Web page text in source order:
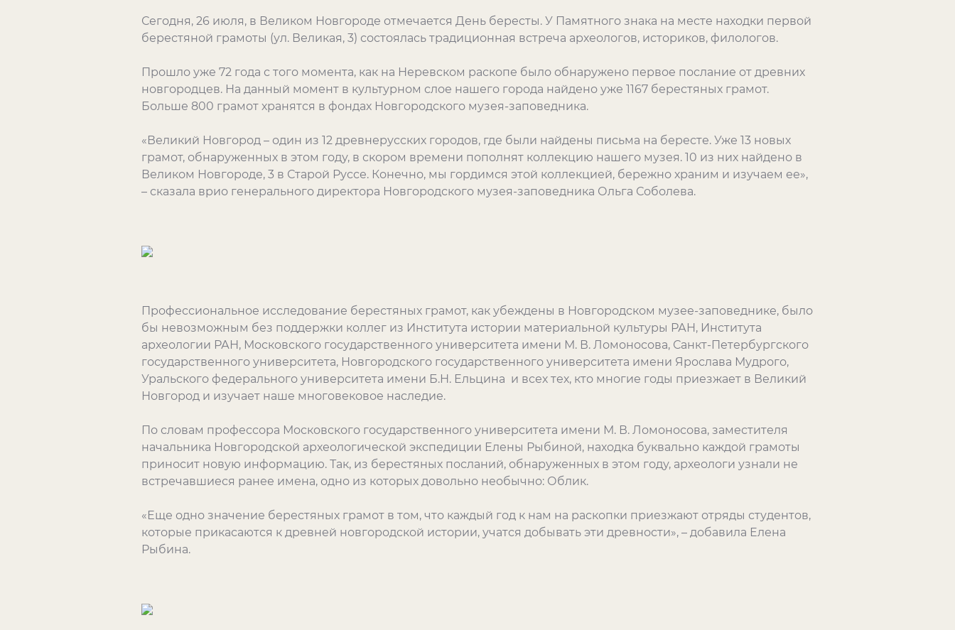
Сегодня, 26 июля, в Великом Новгороде отмечается День бересты. У Памятного знака на месте находки первой
берестяной грамоты (ул. Великая, 3) состоялась традиционная встреча археологов, историков, филологов.
Прошло уже 72 года с того момента, как на Неревском раскопе было обнаружено первое послание от древних
новгородцев. На данный момент в культурном слое нашего города найдено уже 1167 берестяных грамот.
Больше 800 грамот хранятся в фондах Новгородского музея-заповедника.
«Великий Новгород – один из 12 древнерусских городов, где были найдены письма на бересте. Уже 13 новых
грамот, обнаруженных в этом году, в скором времени пополнят коллекцию нашего музея. 10 из них найдено в
Великом Новгороде, 3 в Старой Руссе. Конечно, мы гордимся этой коллекцией, бережно храним и изучаем ее»,
– сказала врио генерального директора Новгородского музея-заповедника Ольга Соболева.
Профессиональное исследование берестяных грамот, как убеждены в Новгородском музее-заповеднике, было
бы невозможным без поддержки коллег из Института истории материальной культуры РАН, Института
археологии РАН, Московского государственного университета имени М. В. Ломоносова, Санкт-Петербургского
государственного университета, Новгородского государственного университета имени Ярослава Мудрого,
Уральского федерального университета имени Б.Н. Ельцина и всех тех, кто многие годы приезжает в Великий
Новгород и изучает наше многовековое наследие.
По словам профессора Московского государственного университета имени М. В. Ломоносова, заместителя
начальника Новгородской археологической экспедиции Елены Рыбиной, находка буквально каждой грамоты
приносит новую информацию. Так, из берестяных посланий, обнаруженных в этом году, археологи узнали не
встречавшиеся ранее имена, одно из которых довольно необычно: Облик.
«Еще одно значение берестяных грамот в том, что каждый год к нам на раскопки приезжают отряды студентов,
которые прикасаются к древней новгородской истории, учатся добывать эти древности», – добавила Елена
Рыбина.